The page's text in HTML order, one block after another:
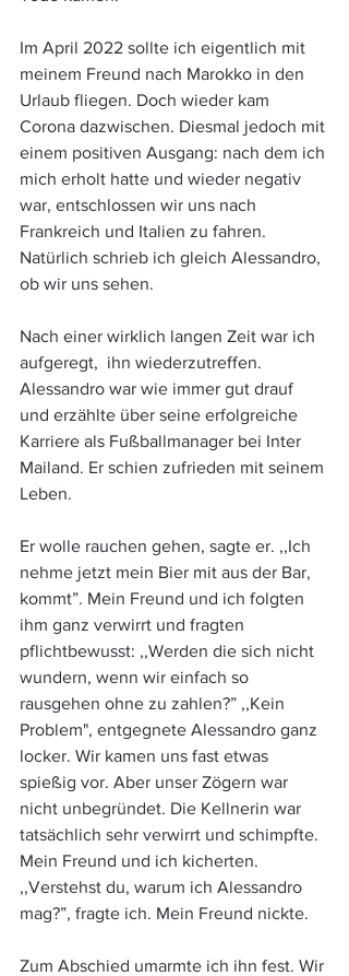
Im April 2022 sollte ich eigentlich mit
meinem Freund nach Marokko in den
Urlaub fliegen. Doch wieder kam
Corona dazwischen. Diesmal jedoch mit
einem positiven Ausgang: nach dem ich
mich erholt hatte und wieder negativ
war, entschlossen wir uns nach
Frankreich und Italien zu fahren.
Natürlich schrieb ich gleich Alessandro,
ob wir uns sehen.
Nach einer wirklich langen Zeit war ich
aufgeregt,  ihn wiederzutreffen.
Alessandro war wie immer gut drauf
und erzählte über seine erfolgreiche
Karriere als Fußballmanager bei Inter
Mailand. Er schien zufrieden mit seinem
Leben.
Er wolle rauchen gehen, sagte er. ,,Ich
nehme jetzt mein Bier mit aus der Bar,
kommt”. Mein Freund und ich folgten
ihm ganz verwirrt und fragten
pflichtbewusst: ,,Werden die sich nicht
wundern, wenn wir einfach so
rausgehen ohne zu zahlen?” ,,Kein
Problem", entgegnete Alessandro ganz
locker. Wir kamen uns fast etwas
spießig vor. Aber unser Zögern war
nicht unbegründet. Die Kellnerin war
tatsächlich sehr verwirrt und schimpfte.
Mein Freund und ich kicherten.
,,Verstehst du, warum ich Alessandro
mag?”, fragte ich. Mein Freund nickte.
Zum Abschied umarmte ich ihn fest. Wir